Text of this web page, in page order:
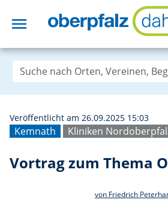
menu
Kemnath Kliniken
Veröffentlicht am 26.09.2025 15:03
Vortrag zum Thema
von Friedrich